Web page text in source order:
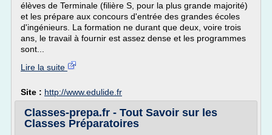
élèves de Terminale (filière S, pour la plus grande majorité)
et les prépare aux concours d'entrée des grandes écoles
d'ingénieurs. La formation ne durant que deux, voire trois
ans, le travail à fournir est assez dense et les programmes
sont...
Lire la suite
Site : http://www.edulide.fr
Classes-prepa.fr - Tout Savoir sur les
Classes Préparatoires